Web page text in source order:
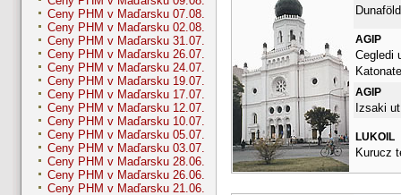
Ceny PHM v Maďarsku 07.08.
Ceny PHM v Maďarsku 02.08.
Ceny PHM v Maďarsku 31.07.
Ceny PHM v Maďarsku 26.07.
Ceny PHM v Maďarsku 24.07.
Ceny PHM v Maďarsku 19.07.
Ceny PHM v Maďarsku 17.07.
Ceny PHM v Maďarsku 12.07.
Ceny PHM v Maďarsku 10.07.
Ceny PHM v Maďarsku 05.07.
Ceny PHM v Maďarsku 03.07.
Ceny PHM v Maďarsku 28.06.
Ceny PHM v Maďarsku 26.06.
Ceny PHM v Maďarsku 21.06.
AGIP
Cegledi
AGIP
Izsaki
LUKOIL
Kurucz